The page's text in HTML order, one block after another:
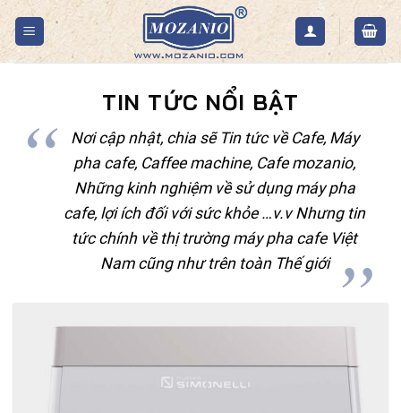
Skip
to
content
TIN TỨC NỔI BẬT
Nơi cập nhật, chia sẽ Tin tức về Cafe, Máy
pha cafe, Caffee machine, Cafe mozanio,
Những kinh nghiệm về sử dụng máy pha
cafe, lợi ích đối với sức khỏe …v.v Nhưng tin
tức chính về thị trường máy pha cafe Việt
Nam cũng như trên toàn Thế giới